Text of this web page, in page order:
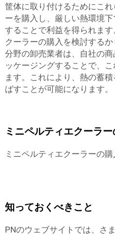
筐体に取り付けるためにこ
ーを購入し、厳しい熱環境
することで利益を得られま
クーラーの購入を検討する
分野の卸売業者は、自社の
ッケージングすることで、
ます。これにより、熱の蓄
ばすことが可能になります。
ミニペルティエクーラ
ミニペルティエクーラーの
知っておくべきこと
PNのウェブサイトでは、さ